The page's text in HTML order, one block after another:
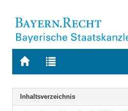
Zur
BAYERN.RECHT
Zur
letzten
Suche
Navigation
Inhaltsverzeichnis